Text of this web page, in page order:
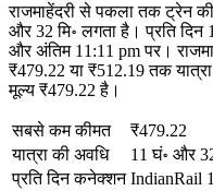
राजमाहेंदरी से पकला तक ट्रेन
और 32 मि॰ लगता है। प्रति
और अंतिम 11:11 pm पर।
₹479.22 या ₹512.19 तक
मूल्य ₹479.22 है।
सबसे कम कीमत
₹479.22
यात्रा की अवधि
11 घं॰ और
प्रति दिन कनेक्शन IndianRail 1